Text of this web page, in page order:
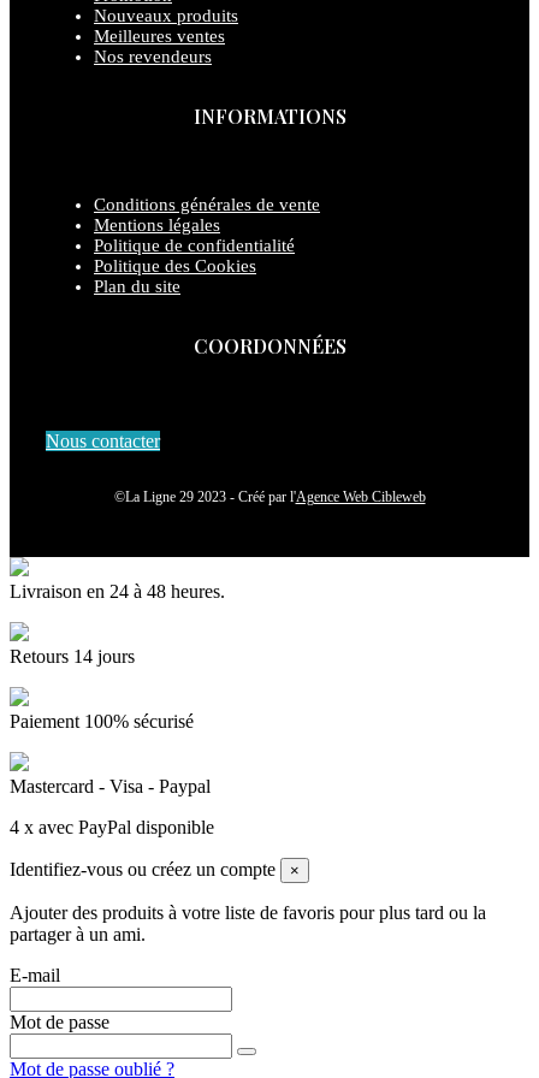
Nouveaux produits
Meilleures ventes
Nos revendeurs
INFORMATIONS
Conditions générales de vente
Mentions légales
Politique de confidentialité
Politique des Cookies
Plan du site
COORDONNÉES
Nous contacter
©La Ligne 29 2023 - Créé par l'Agence Web Cibleweb
Livraison en 24 à 48 heures.
Retours 14 jours
Paiement 100% sécurisé
Mastercard - Visa - Paypal
4 x avec PayPal disponible
Identifiez-vous ou créez un compte ×
Ajouter des produits à votre liste de favoris pour plus tard ou la
partager à un ami.
E-mail
Mot de passe
Mot de passe oublié ?